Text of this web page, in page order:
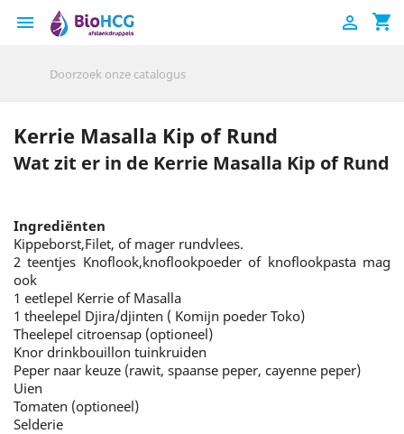
 shopping_cart

Kerrie Masalla Kip of Rund
Wat zit er in de Kerrie Masalla Kip of Rund
Ingrediënten
Kippeborst,Filet, of mager rundvlees.
2 teentjes Knoflook,knoflookpoeder of knoflookpasta mag
ook
1 eetlepel Kerrie of Masalla
1 theelepel Djira/djinten ( Komijn poeder Toko)
Theelepel citroensap (optioneel)
Knor drinkbouillon tuinkruiden
Peper naar keuze (rawit, spaanse peper, cayenne peper)
Uien
Tomaten (optioneel)
Selderie